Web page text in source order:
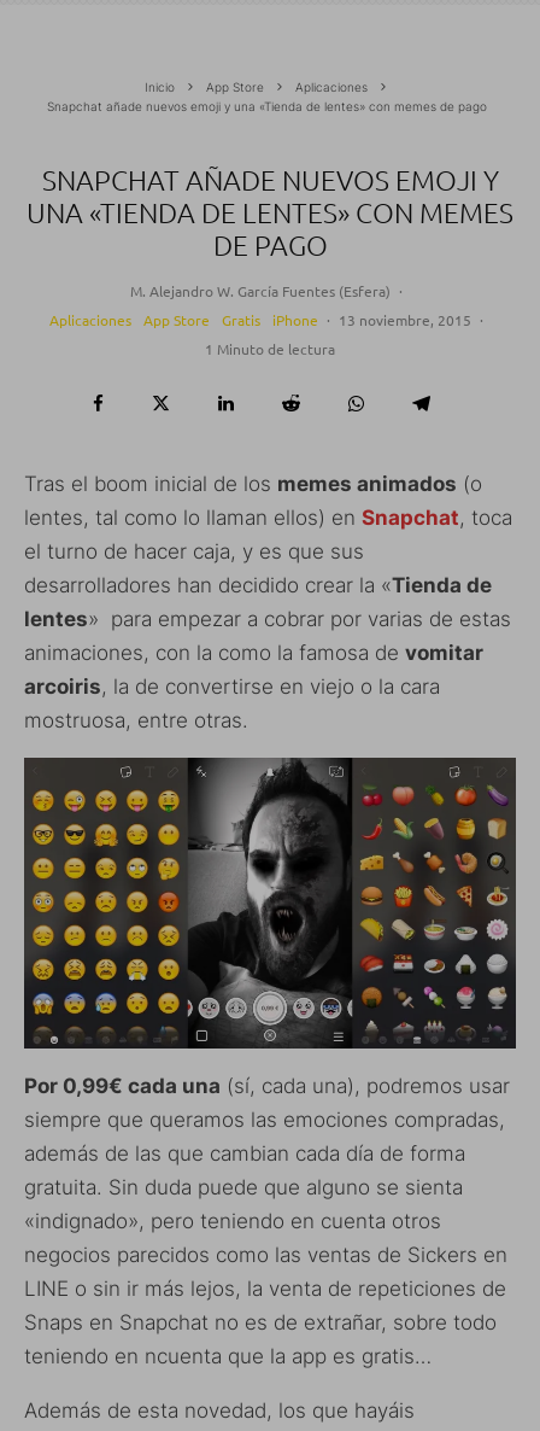
Inicio App Store
Aplicaciones
Snapchat añade nuevos emoji y una «Tienda de lentes» con memes de pago
SNAPCHAT AÑADE NUEVOS EMOJI Y
UNA «TIENDA DE LENTES» CON MEMES
DE PAGO
M. Alejandro W. García Fuentes (Esfera) ·
Aplicaciones
App Store Gratis iPhone · 13 noviembre, 2015 ·
1 Minuto de lectura
Tras el boom inicial de los memes animados (o
lentes, tal como lo llaman ellos) en Snapchat, toca
el turno de hacer caja, y es que sus
desarrolladores han decidido crear la «Tienda de
lentes» para empezar a cobrar por varias de estas
animaciones, con la como la famosa de vomitar
arcoiris, la de convertirse en viejo o la cara
mostruosa, entre otras.
Por 0,99€ cada una (sí, cada una), podremos usar
siempre que queramos las emociones compradas,
además de las que cambian cada día de forma
gratuita. Sin duda puede que alguno se sienta
«indignado», pero teniendo en cuenta otros
negocios parecidos como las ventas de Sickers en
LINE o sin ir más lejos, la venta de repeticiones de
Snaps en Snapchat no es de extrañar, sobre todo
teniendo en ncuenta que la app es gratis…
Además de esta novedad, los que hayáis